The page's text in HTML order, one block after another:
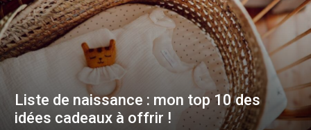
Liste de naissance : mon top 10 des
idées cadeaux à offrir !